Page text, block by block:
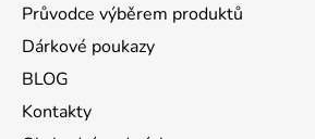
Průvodce výběrem produktů
Dárkové poukazy
BLOG
Kontakty